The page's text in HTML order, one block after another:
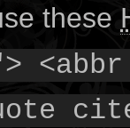
these